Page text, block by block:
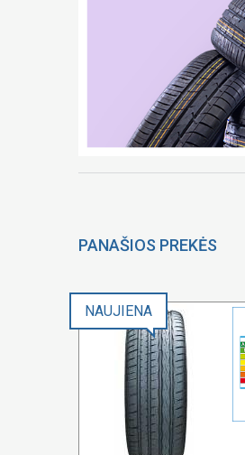
PANAŠIOS PREKĖS
NAUJIENA